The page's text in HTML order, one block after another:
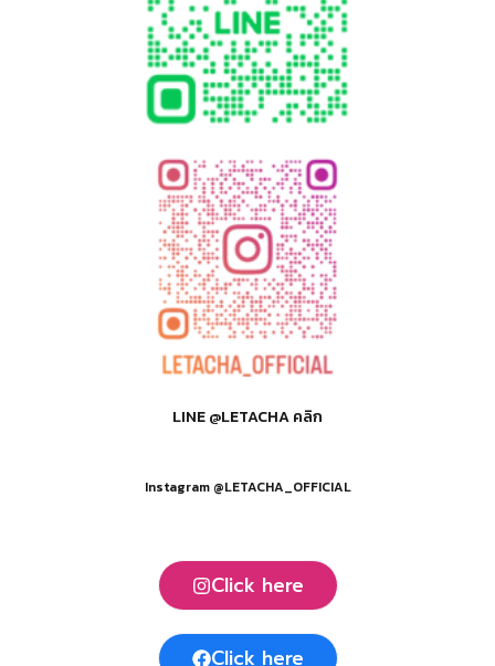
LINE @LETACHA คลิก
Instagram @LETACHA_OFFICIAL
Click here
Click here